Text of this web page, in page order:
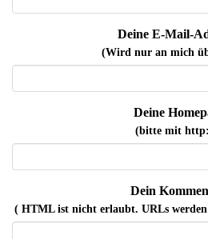
Deine E-Mail-
(Wird nur an mich
Deine
(bitte mit
Dein
( HTML ist nichterlaubt. URLs